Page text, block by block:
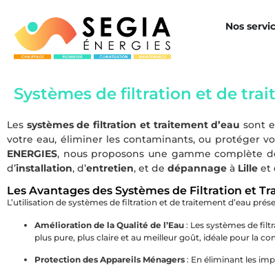
Nos
Systèmes de filtration et de
Les systèmes de filtration et traitement d’eau sont
votre eau, éliminer les contaminants, ou protéger
ENERGIES, nous proposons une gamme complète
d’installation, d’entretien, et de dépannage à Lille et
Les Avantages des Systèmes de Filtration et
L’utilisation de systèmes de filtration et de traitement d’eau
Amélioration de la Qualité de l’Eau : Les systèmes de
plus pure, plus claire et au meilleur goût, idéale pour la
Protection des Appareils Ménagers : En éliminant les